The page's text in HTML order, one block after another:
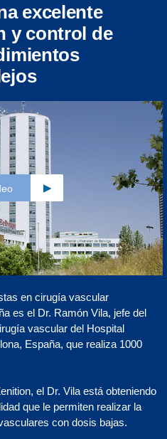
excelente
y control de
en cirugía vascular
es el Dr. Ramón Vila, jefe del
vascular del Hospital
España, que realiza 1000
el Dr. Vila está obteniendo
que le permiten realizar la
con dosis bajas.